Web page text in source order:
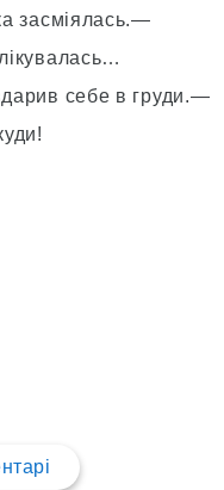
засміялась.—
себе в груди.—